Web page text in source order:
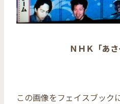
ＮＨＫ「あ
この画像をフェイスブック